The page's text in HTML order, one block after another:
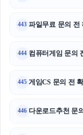
443 파일무료 문의 전
444 컴퓨터게임 문의
445 게임CS 문의 전
446 다운로드추천 문